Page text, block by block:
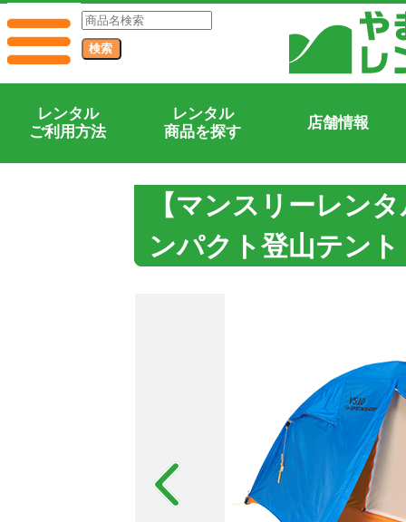
レンタル
ご利用方法
レンタル
商品を探す
店舗情報
【マンスリーレン
ンパクト登山テン